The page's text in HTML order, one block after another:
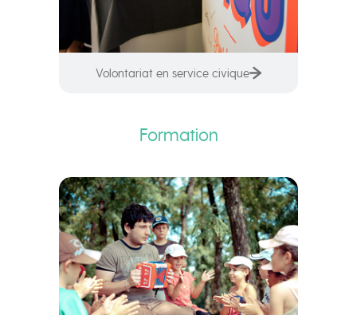
Volontariat en service civique
Formation